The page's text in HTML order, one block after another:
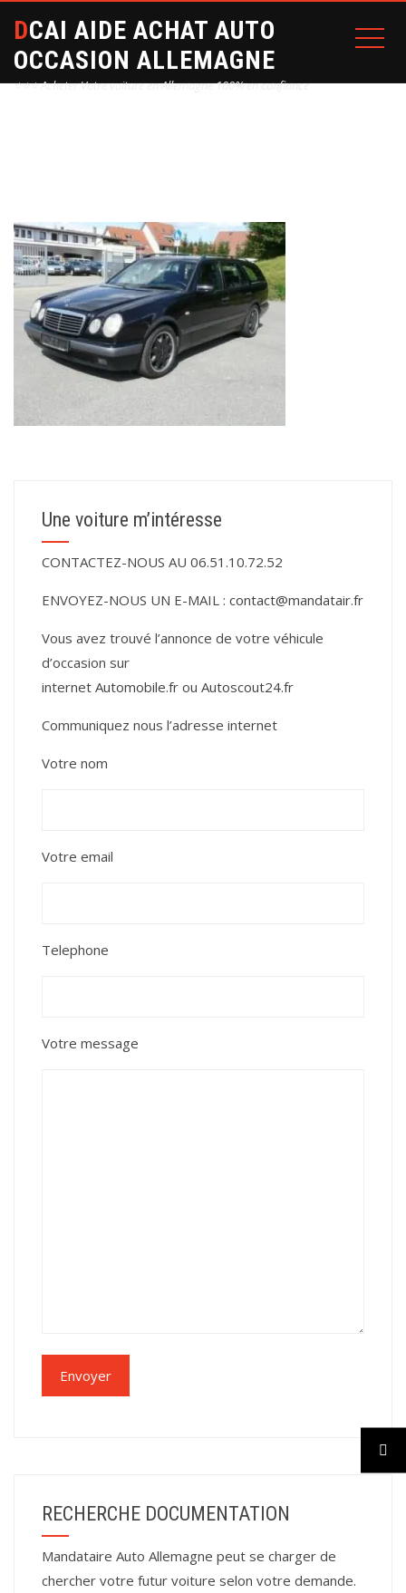
DCAI AIDE ACHAT AUTO
OCCASION ALLEMAGNE
⭐⭐⭐ Acheter Votre voiture en Allemagne 100% en confiance
Une voiture m’intéresse
CONTACTEZ-NOUS AU 06.51.10.72.52
ENVOYEZ-NOUS UN E-MAIL : contact@mandatair.fr
Vous avez trouvé l’annonce de votre véhicule
d’occasion sur
internet Automobile.fr ou Autoscout24.fr
Communiquez nous l’adresse internet
Votre nom
Votre email
Telephone
Votre message
RECHERCHE DOCUMENTATION
Mandataire Auto Allemagne peut se charger de
chercher votre futur voiture selon votre demande.